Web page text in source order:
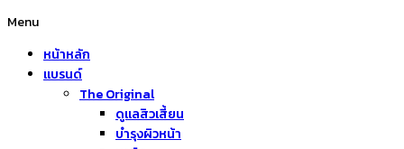
Menu
หน้าหลัก
แบรนด์
The Original
ดูแลสิวเสี้ยน
บำรุงผิวหน้า